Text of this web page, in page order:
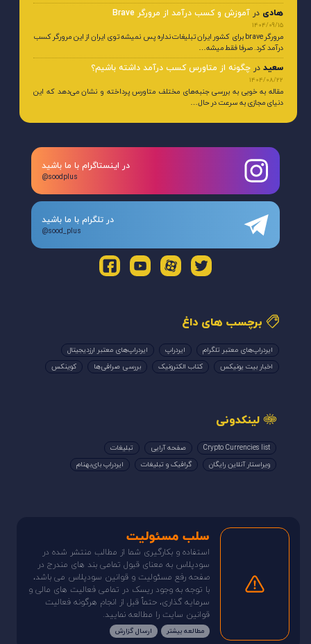
هادی در آموزش و کسب درآمد از مرورگر Brave
1404/09/15
مرورگر brave برای کشور ایران تبلیغات نداره پس نمیشه توی ایران از این مرورگر کسب
درآمد کرد. صرفا فقط میشه…
سعید در چگونه از متاورس کسب درآمد داشته باشیم؟
1404/08/22
مقاله به خوبی به بررسی جنبه‌های مختلف متاورس پرداخته و نشان می‌دهد که این
دنیای مجازی به سرعت در حال…
در اینستاگرام با ما باشید
@soodplus
در تلگرام با ما باشید
@sood_plus
برچسب های داغ
ایردراپ‌های معتبر تلگرام ایردراپ
ایردراپ‌های معتبر ارزدیجیتال
اخبار بیت یونیکس
کتاب الکترونیک بررسی صرافی‌ها کوینکس
لینکدونی
Crypto Currencies list صفحه آرایی
تبلیغات
ویراستار آنلاین رایگان
گرافیک و تبلیغات ایردراپ بای‌بهنام
سلب مسئولیت
استفاده و بکارگیری شما از مطالب منتشر شده در
سودپلاس به معنای قبول تمامی بند های مندرج در
صفحه رفع مسئولیت و قوانین سودپلاس می باشد،
با توجه به وجود ریسک در تمامی فعالیت های مالی و
سرمایه گذاری، حتماً قبل از انجام هرگونه فعالیت
قوانین سایت را مطالعه نمایید.
مطالعه بیشتر ارسال گزارش